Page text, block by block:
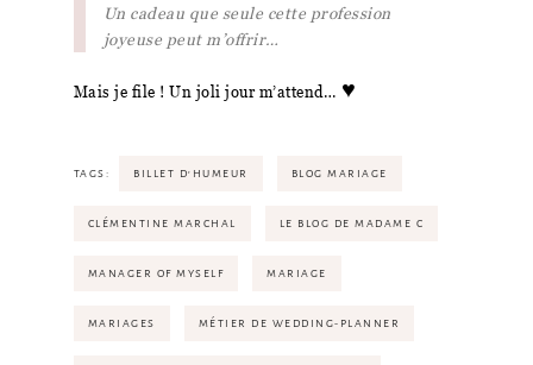
Un cadeau que seule cette profession
joyeuse peut m’offrir…
Mais je file ! Un joli jour m’attend… ♥
TAGS: BILLET D'HUMEUR BLOG MARIAGE
CLÉMENTINE MARCHAL LE BLOG DE MADAME C
MANAGER OF MYSELF MARIAGE
MARIAGES MÉTIER DE WEDDING-PLANNER